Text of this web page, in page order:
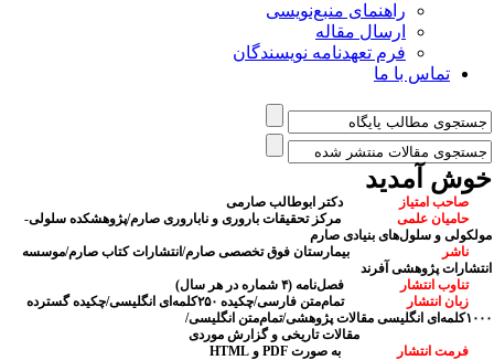
راهنمای منبع‌نویسی
ارسال مقاله
فرم تعهدنامه نویسندگان
تماس با ما
آمدید
امتیاز‌
دکتر ابوطالب صارمی
علمی
مرکز تحقیقات باروری و ناباروری صارم/پژوهشکده سلولی-
و سلول‌های بنیادی صارم
بیمارستان فوق تخصصی صارم/انتشارات کتاب صارم/موسسه
پژوهشی آفرند
انتشار
فصل‌نامه (۴ شماره در هر سال)
انتشار
تمام‌متن فارسی/چکیده ۲۵۰کلمه‌ای انگلیسی/چکیده گسترده
انگلیسی مقالات پژوهشی/تمام‌متن انگلیسی/
مقالات تاریخی و گزارش موردی
انتشار
به صورت PDF و HTML